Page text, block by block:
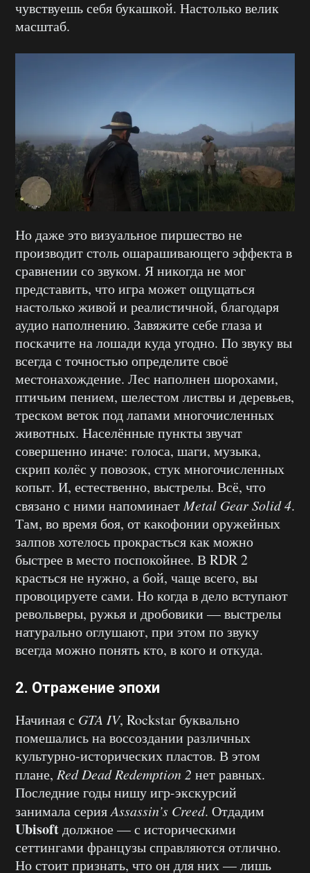
чувствуешь себя букашкой. Настолько велик
масштаб.
Но даже это визуальное пиршество не
производит столь ошарашивающего эффекта в
сравнении со звуком. Я никогда не мог
представить, что игра может ощущаться
настолько живой и реалистичной, благодаря
аудио наполнению. Завяжите себе глаза и
поскачите на лошади куда угодно. По звуку вы
всегда с точностью определите своё
местонахождение. Лес наполнен шорохами,
птичьим пением, шелестом листвы и деревьев,
треском веток под лапами многочисленных
животных. Населённые пункты звучат
совершенно иначе: голоса, шаги, музыка,
скрип колёс у повозок, стук многочисленных
копыт. И, естественно, выстрелы. Всё, что
связано с ними напоминаетMetal Gear Solid 4.
Там, во время боя, от какофонии оружейных
залпов хотелось прокрасться как можно
быстрее в место поспокойнее. В RDR 2
красться не нужно, а бой, чаще всего, вы
провоцируете сами. Но когда в дело вступают
револьверы, ружья и дробовики — выстрелы
натурально оглушают, при этом по звуку
всегда можно понять кто, в кого и откуда.
2. Отражение эпохи
Начиная с GTA IV, Rockstar буквально
помешались на воссоздании различных
культурно-исторических пластов. В этом
плане, Red Dead Redemption 2 нет равных.
Последние годы нишу игр-экскурсий
занимала серияAssassin’s Creed. Отдадим
Ubisoftдолжное — с историческими
сеттингами французы справляются отлично.
Но стоит признать, что он для них — лишь